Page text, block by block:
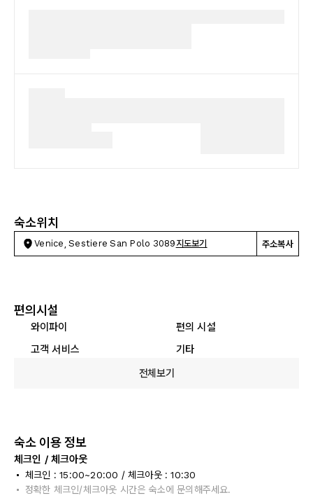
숙소위치
Venice, Sestiere San Polo 3089 지도보기 주소복사
편의시설
와이파이
편의 시설
고객 서비스
기타
전체보기
숙소 이용 정보
체크인 / 체크아웃
체크인 : 15:00~20:00 / 체크아웃 : 10:30
정확한 체크인/체크아웃 시간은 숙소에 문의해주세요.